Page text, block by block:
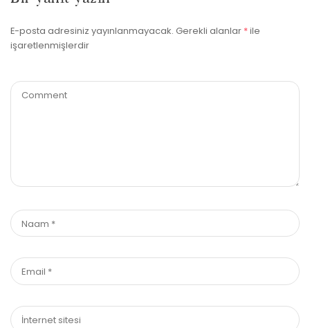
E-posta adresiniz yayınlanmayacak. Gerekli alanlar *ile
işaretlenmişlerdir